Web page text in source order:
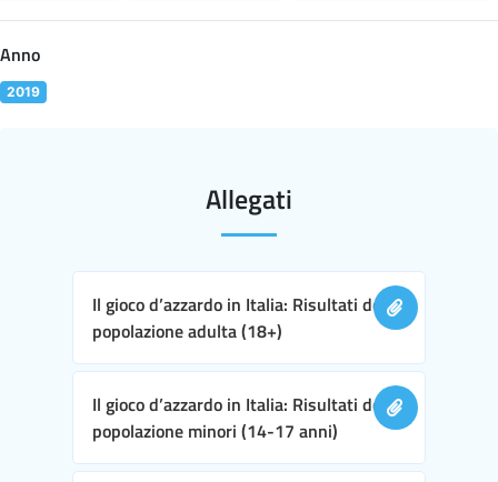
Anno
2019
Allegati
Il gioco d’azzardo in Italia: Risultati della
popolazione adulta (18+)
Il gioco d’azzardo in Italia: Risultati della
popolazione minori (14-17 anni)